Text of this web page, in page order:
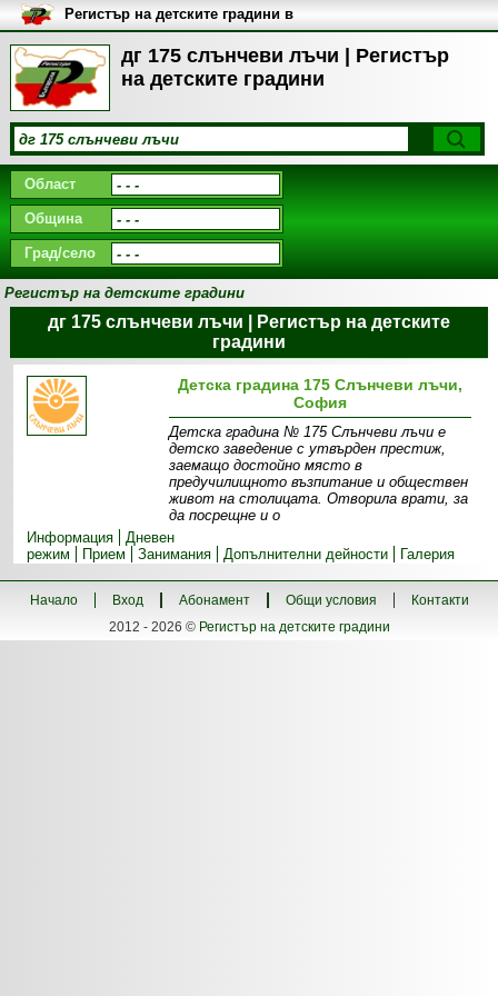
дг 175 слънчеви лъчи | Регистър
на детските градини
Регистър на детските градини в
България
Област
Община
Град/село
Регистър на детските градини
дг 175 слънчеви лъчи | Регистър на детските
градини
Детска градина 175 Слънчеви лъчи,
София
Детска градина № 175 Слънчеви лъчи e
детско заведение с утвърден престиж,
заемащо достойно място в
предучилищното възпитание и обществен
живот на столицата. Отворила врати, за
да посрещне и о
Информация
Дневен
режим
Прием Занимания Допълнителни дейности Галерия
Начало Вход Абонамент Общи условия
Контакти
2012 - 2026 © Регистър на детските градини